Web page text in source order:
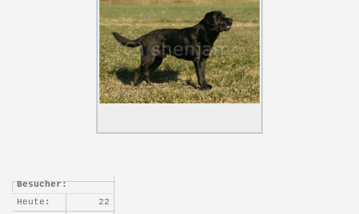
Besucher:
Heute:
22